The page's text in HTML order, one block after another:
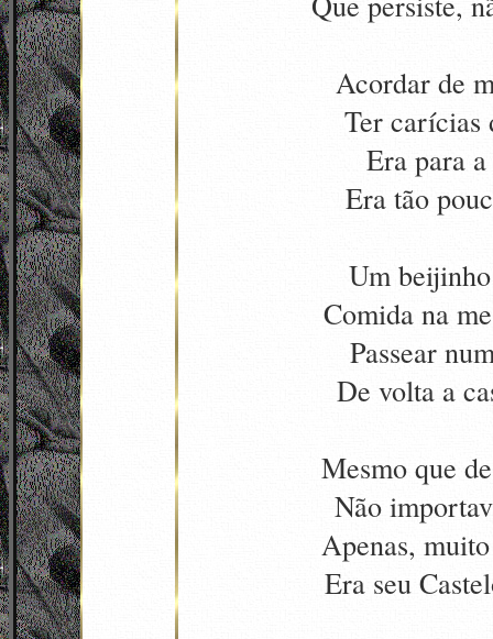
Acordar de
Ter carícias
Era para
Era tão
Um
Comida na
Passear
De volta a
Mesmo que
Não
Apenas,
Era seu